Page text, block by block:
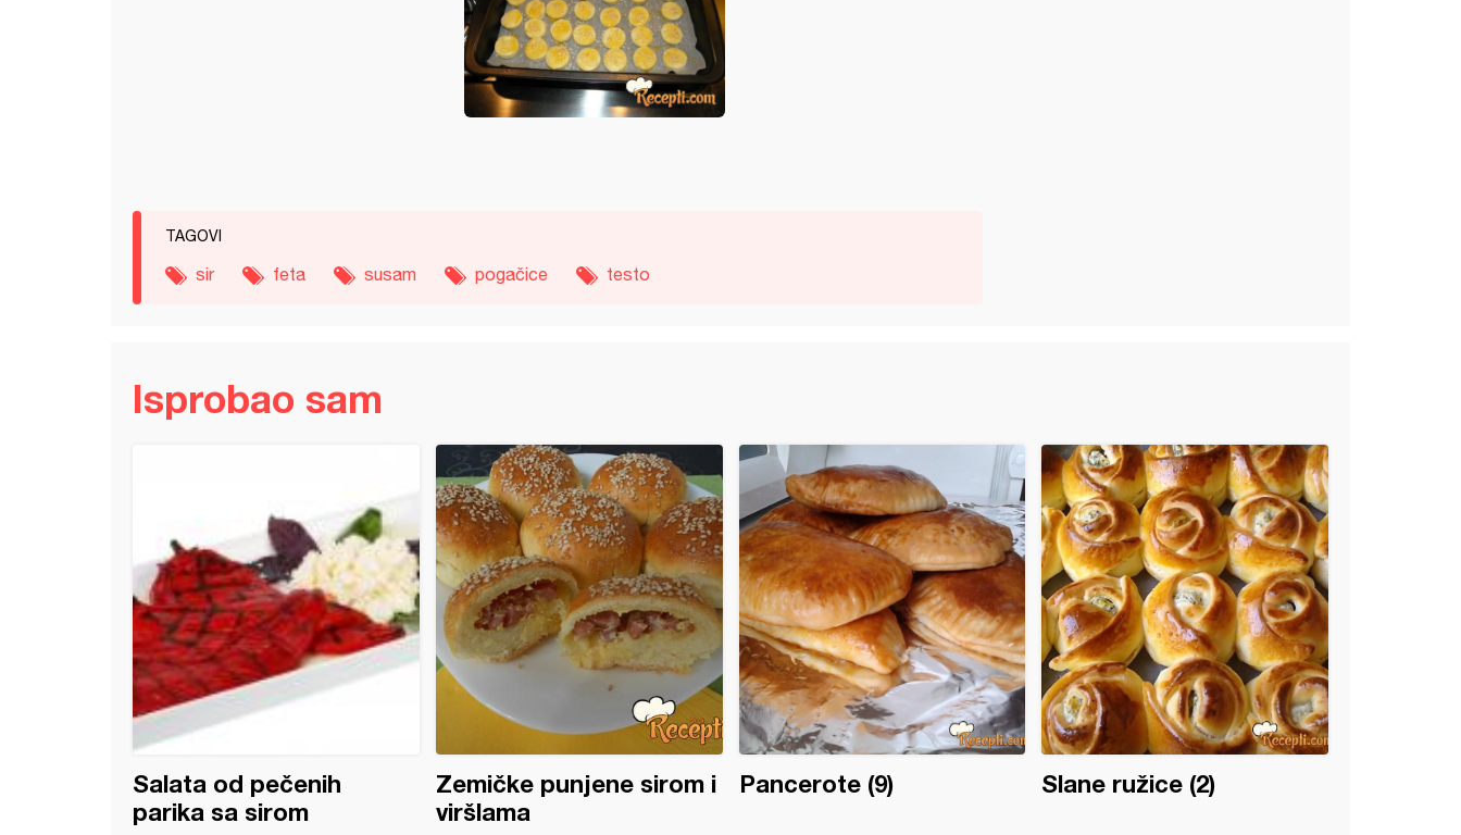
TAGOVI
sir feta susam pogačice testo
Isprobao sam
Salata od pečenih
parika sa sirom
Zemičke punjene sirom i
viršlama
Pancerote (9) Slane ružice (2)